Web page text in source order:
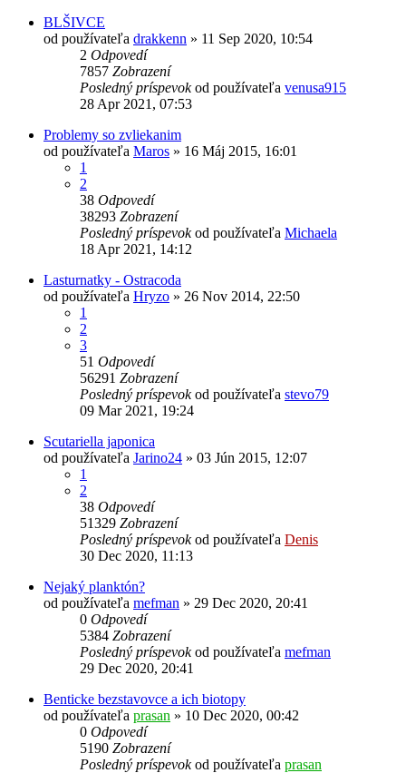
BLŠIVCE
od používateľa drakkenn » 11 Sep 2020, 10:54
2 Odpovedí
7857 Zobrazení
Posledný príspevokod používateľa venusa915
28 Apr 2021, 07:53
Problemy so zvliekanim
od používateľa Maros » 16 Máj 2015, 16:01
1
2
38 Odpovedí
38293 Zobrazení
Posledný príspevokod používateľa Michaela
18 Apr 2021, 14:12
Lasturnatky - Ostracoda
od používateľa Hryzo » 26 Nov 2014, 22:50
1
2
3
51 Odpovedí
56291 Zobrazení
Posledný príspevokod používateľa stevo79
09 Mar 2021, 19:24
Scutariella japonica
od používateľa Jarino24 » 03 Jún 2015, 12:07
1
2
38 Odpovedí
51329 Zobrazení
Posledný príspevokod používateľa Denis
30 Dec 2020, 11:13
Nejaký planktón?
od používateľa mefman » 29 Dec 2020, 20:41
0 Odpovedí
5384 Zobrazení
Posledný príspevokod používateľa mefman
29 Dec 2020, 20:41
Benticke bezstavovce a ich biotopy
od používateľa prasan » 10 Dec 2020, 00:42
0 Odpovedí
5190 Zobrazení
Posledný príspevokod používateľa prasan